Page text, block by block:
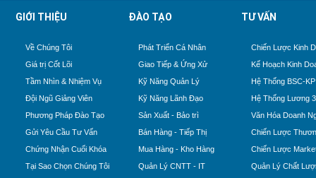
GIỚI THIỆU
Về Chúng Tôi
Giá trị Cốt Lõi
Tầm Nhìn & Nhiệm Vụ
Đội Ngũ Giảng Viên
Phương Pháp Đào Tạo
Gửi Yêu Cầu Tư Vấn
Chứng Nhận Cuối Khóa
Tại Sao Chọn Chúng Tôi
ĐÀO TẠO
Phát Triển Cá Nhân
Giao Tiếp & Ứng Xử
Kỹ Năng Quản Lý
Kỹ Năng Lãnh Đạo
Sản Xuất - Bảo trì
Bán Hàng - Tiếp Thị
Mua Hàng - Kho Hàng
Quản Lý CNTT - IT
TƯ VẤN
Chiến Lược Kinh
Kế Hoạch Kinh
Hệ Thống BSC-
Hệ Thống Lương
Văn Hóa Doanh
Chiến Lược
Chiến Lược
Quản Lý Chất